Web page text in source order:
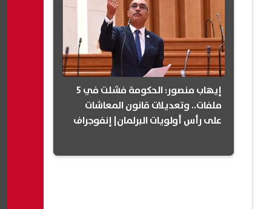
إيهاب منصور: الحكومة فشلت في 5
ملفات.. وتعديلات قانون المعاشات
على رأس أولويات البرلمان| إنفوجراف